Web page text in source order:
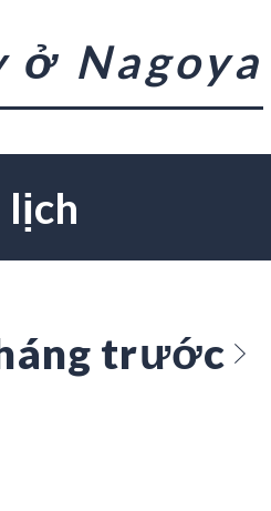
ở Nagoya
lịch
trước